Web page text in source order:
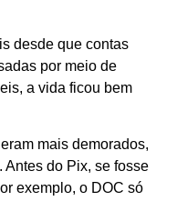
desde que contas
por meio de
a vida ficou bem
mais demorados,
do Pix, se fosse
exemplo, o DOC só